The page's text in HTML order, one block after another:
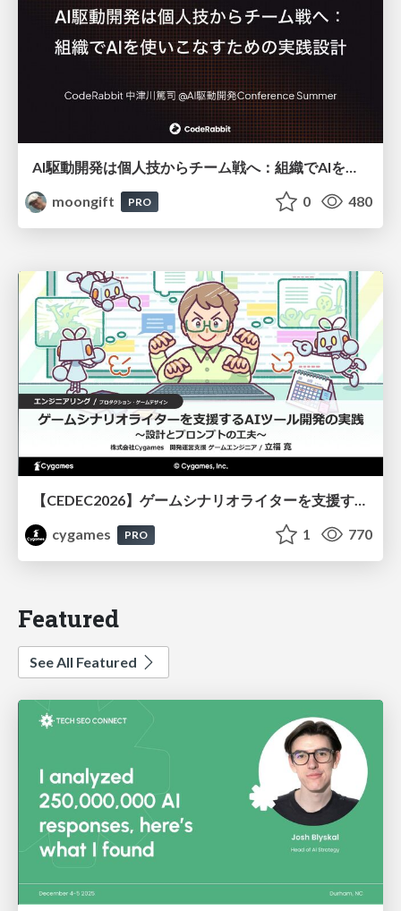
moongift
PRO 0 480
【CEDEC2026】ゲームシナリオライターを支援するAIツール開発の実践 ― 設計とプロンプトの工夫 ―
cygames
PRO 1 770
Featured
See All Featured